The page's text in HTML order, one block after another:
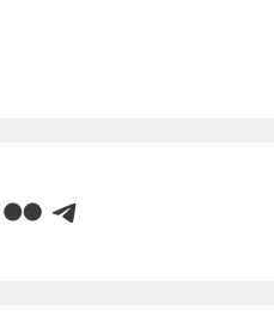
FlickrTelegram